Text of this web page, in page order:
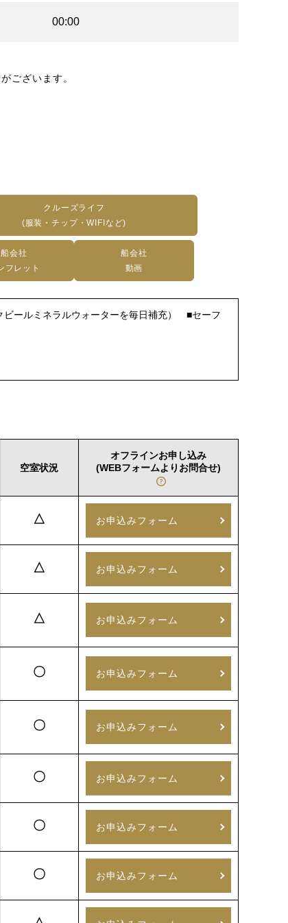
00:00
ございます。
クルーズライフ
(服装・チップ・WIFIなど)
船会社
フレット
船会社
動画
ールミネラルウォーターを毎日補充） ■セーフ
空室状況
オフラインお申し込み
(WEBフォームよりお問合せ)
△ お申込みフォーム
△ お申込みフォーム
△ お申込みフォーム
〇 お申込みフォーム
〇 お申込みフォーム
〇 お申込みフォーム
〇 お申込みフォーム
〇 お申込みフォーム